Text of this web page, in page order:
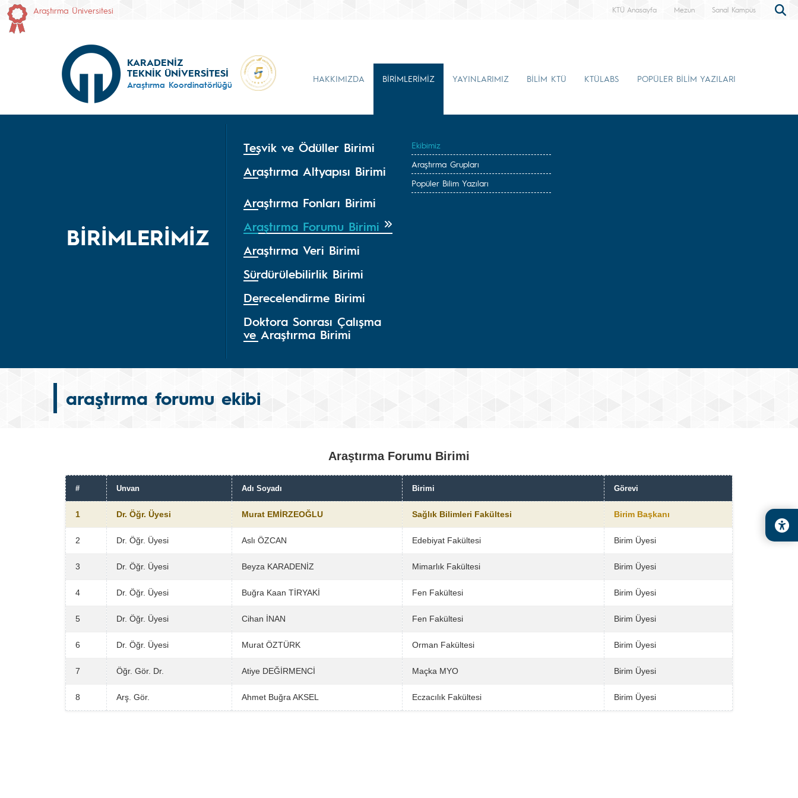
Araştırma Üniversitesi KTÜ Anasayfa Mezun Sanal Kampüs
KARADENİZ
TEKNİK ÜNİVERSİTESİ
Araştırma Koordinatörlüğü
HAKKIMIZDA BİRİMLERİMİZ YAYINLARIMIZ BİLİM KTÜ KTÜLABS POPÜLER BİLİM YAZILARI
BİRİMLERİMİZ
Teşvik ve Ödüller Birimi
Araştırma Altyapısı Birimi
Araştırma Fonları Birimi
Araştırma Forumu Birimi
Araştırma Veri Birimi
Sürdürülebilirlik Birimi
Derecelendirme Birimi
Doktora Sonrası Çalışma
ve Araştırma Birimi
Ekibimiz
Araştırma Grupları
Popüler Bilim Yazıları
araştırma forumu ekibi
Araştırma Forumu Birimi
# Unvan Adı Soyadı Birimi Görevi
1 Dr. Öğr. Üyesi Murat EMİRZEOĞLU Sağlık Bilimleri Fakültesi Birim Başkanı
2 Dr. Öğr. Üyesi Aslı ÖZCAN Edebiyat Fakültesi Birim Üyesi
3 Dr. Öğr. Üyesi Beyza KARADENİZ Mimarlık Fakültesi Birim Üyesi
4 Dr. Öğr. Üyesi Buğra Kaan TİRYAKİ Fen Fakültesi Birim Üyesi
5 Dr. Öğr. Üyesi Cihan İNAN Fen Fakültesi Birim Üyesi
6 Dr. Öğr. Üyesi Murat ÖZTÜRK Orman Fakültesi Birim Üyesi
7 Öğr. Gör. Dr. Atiye DEĞİRMENCİ Maçka MYO Birim Üyesi
8 Arş. Gör. Ahmet Buğra AKSEL Eczacılık Fakültesi Birim Üyesi